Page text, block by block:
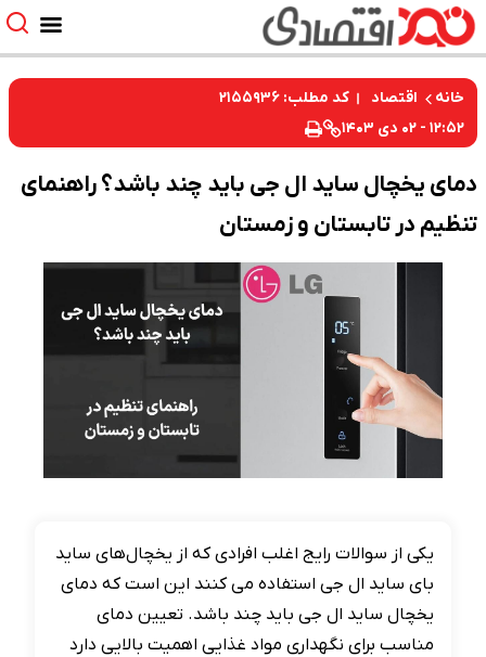
خانه اقتصاد
کد مطلب: ۲۱۵۵۹۳۶
۱۲:۵۲ - ۰۲ دی ۱۴۰۳
دمای یخچال ساید ال جی باید چند باشد؟ راهنمای
تنظیم در تابستان و زمستان
یکی از سوالات رایج اغلب افرادی که از یخچال‌های ساید
بای ساید ال جی استفاده می کنند این است که دمای
یخچال ساید ال جی باید چند باشد. تعیین دمای
مناسب برای نگهداری مواد غذایی اهمیت بالایی دارد